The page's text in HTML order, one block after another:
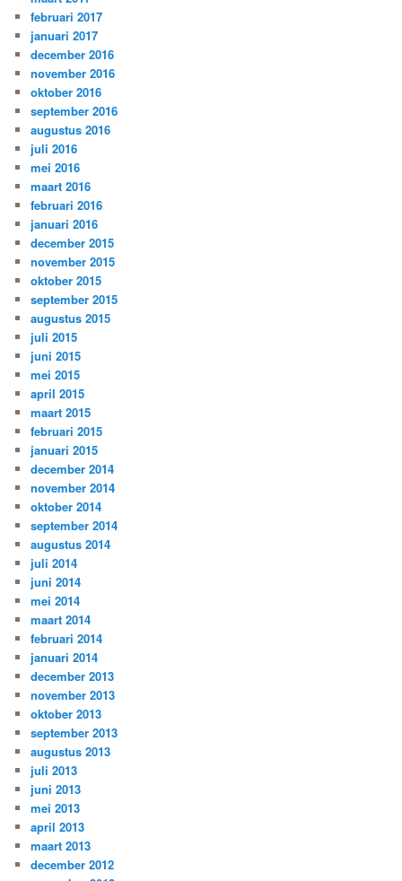
februari 2017
januari 2017
december 2016
november 2016
oktober 2016
september 2016
augustus 2016
juli 2016
mei 2016
maart 2016
februari 2016
januari 2016
december 2015
november 2015
oktober 2015
september 2015
augustus 2015
juli 2015
juni 2015
mei 2015
april 2015
maart 2015
februari 2015
januari 2015
december 2014
november 2014
oktober 2014
september 2014
augustus 2014
juli 2014
juni 2014
mei 2014
maart 2014
februari 2014
januari 2014
december 2013
november 2013
oktober 2013
september 2013
augustus 2013
juli 2013
juni 2013
mei 2013
april 2013
maart 2013
december 2012